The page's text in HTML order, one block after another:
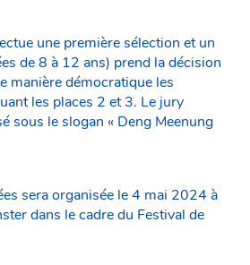
une première sélection et un
de 8 à 12 ans) prend la décision
manière démocratique les
les places 2 et 3. Le jury
sous le slogan « Deng Meenung
sera organisée le 4 mai 2024 à
dans le cadre du Festival de